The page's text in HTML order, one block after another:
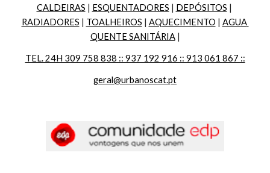
CALDEIRAS | ESQUENTADORES | DEPÓSITOS
RADIADORES | TOALHEIROS | AQUECIMENTO | AGUA
QUENTE SANITÁRIA |
TEL. 24H 309 758 838 :: 937 192 916 :: 913 061 867 ::
geral@urbanoscat.pt